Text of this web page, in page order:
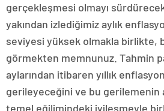
gerçekleşmesi olmayı
yakından izlediğimiz aylık
seviyesi yüksek olmakla birlikte,
görmekten memnunuz. Tahmin
aylarından itibaren yıllık
gerileyeceğini ve bu gerilemenin
temel eğilimindeki iyileşmeyle